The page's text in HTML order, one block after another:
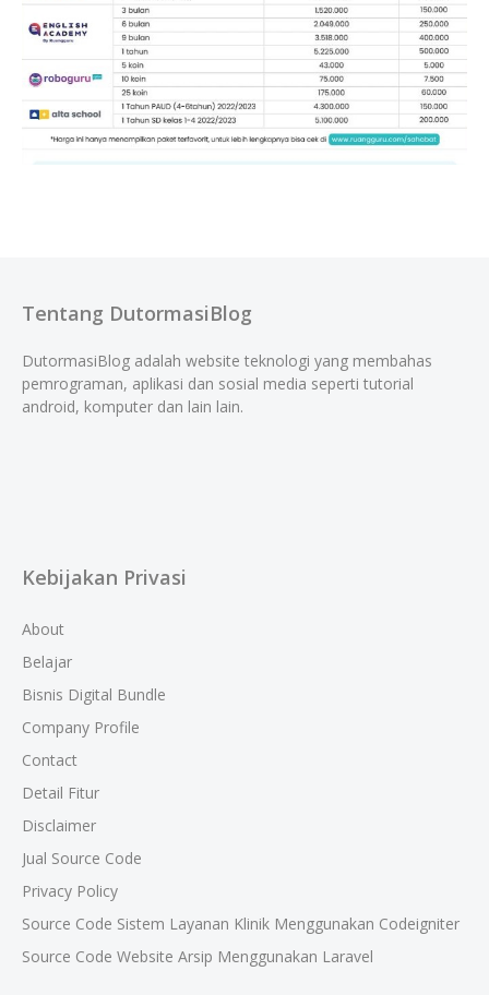
Tentang DutormasiBlog
DutormasiBlog adalah website teknologi yang membahas
pemrograman, aplikasi dan sosial media seperti tutorial
android, komputer dan lain lain.
Kebijakan Privasi
About
Belajar
Bisnis Digital Bundle
Company Profile
Contact
Detail Fitur
Disclaimer
Jual Source Code
Privacy Policy
Source Code Sistem Layanan Klinik Menggunakan Codeigniter
Source Code Website Arsip Menggunakan Laravel